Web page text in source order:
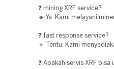
❓ mining XRF service?
🔹 Ya. Kami melayani
❓ fast response service?
🔹 Tentu. Kami
❓ Apakah servis XRF